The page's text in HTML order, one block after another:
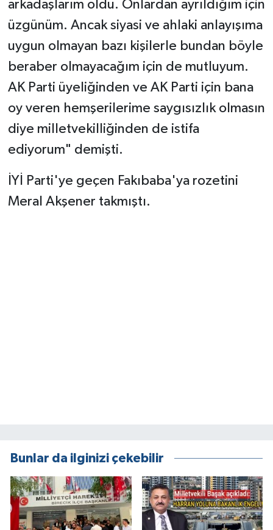
arkadaşlarım oldu. Onlardan ayrıldığım için
üzgünüm. Ancak siyasi ve ahlaki anlayışıma
uygun olmayan bazı kişilerle bundan böyle
beraber olmayacağım için de mutluyum.
AK Parti üyeliğinden ve AK Parti için bana
oy veren hemşerilerime saygısızlık olmasın
diye milletvekilliğinden de istifa
ediyorum" demişti.
İYİ Parti'ye geçen Fakıbaba'ya rozetini
Meral Akşener takmıştı.
Bunlar da ilginizi çekebilir